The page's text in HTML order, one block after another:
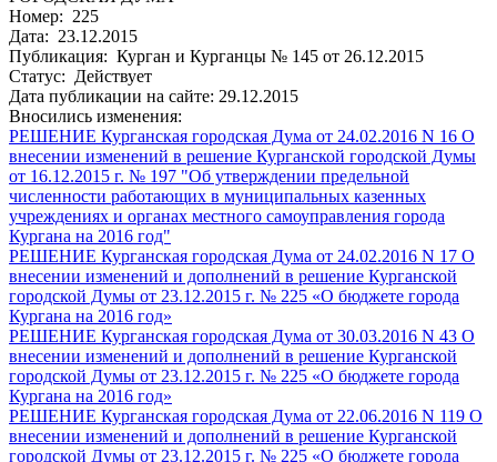
Номер: 225
Дата: 23.12.2015
Публикация: Курган и Курганцы № 145 от 26.12.2015
Статус: Действует
Дата публикации на сайте: 29.12.2015
Вносились изменения:
РЕШЕНИЕ Курганская городская Дума от 24.02.2016 N 16 О
внесении изменений в решение Курганской городской Думы
от 16.12.2015 г. № 197 "Об утверждении предельной
численности работающих в муниципальных казенных
учреждениях и органах местного самоуправления города
Кургана на 2016 год"
РЕШЕНИЕ Курганская городская Дума от 24.02.2016 N 17 О
внесении изменений и дополнений в решение Курганской
городской Думы от 23.12.2015 г. № 225 «О бюджете города
Кургана на 2016 год»
РЕШЕНИЕ Курганская городская Дума от 30.03.2016 N 43 О
внесении изменений и дополнений в решение Курганской
городской Думы от 23.12.2015 г. № 225 «О бюджете города
Кургана на 2016 год»
РЕШЕНИЕ Курганская городская Дума от 22.06.2016 N 119 О
внесении изменений и дополнений в решение Курганской
городской Думы от 23.12.2015 г. № 225 «О бюджете города